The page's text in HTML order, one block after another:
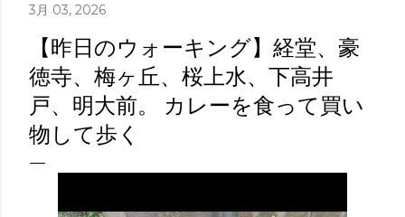
3月 03, 2026
【昨日のウォーキング】経堂、豪
徳寺、梅ヶ丘、桜上水、下高井
戸、明大前。 カレーを食って買い
物して歩く